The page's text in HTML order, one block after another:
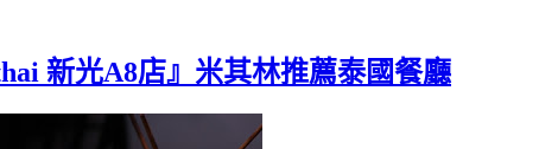
新光A8店』米其林推薦泰國餐廳